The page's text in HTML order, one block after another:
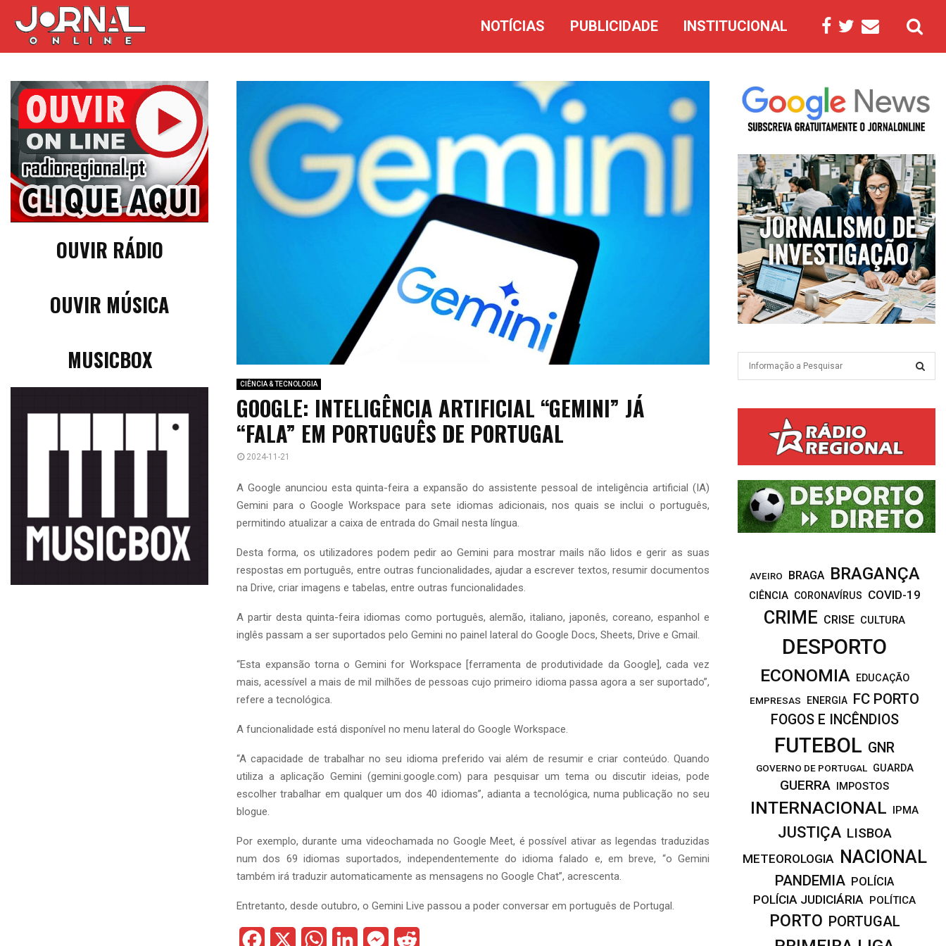
NOTÍCIAS PUBLICIDADE INSTITUCIONAL
CIÊNCIA & TECNOLOGIA
GOOGLE: INTELIGÊNCIA ARTIFICIAL “GEMINI” JÁ
“FALA” EM PORTUGUÊS DE PORTUGAL
2024-11-21
A Google anunciou esta quinta-feira a expansão do assistente pessoal de inteligência artificial (IA)
Gemini para o Google Workspace para sete idiomas adicionais, nos quais se inclui o português,
permitindo atualizar a caixa de entrada do Gmail nesta língua.
Desta forma, os utilizadores podem pedir ao Gemini para mostrar mails não lidos e gerir as suas
respostas em português, entre outras funcionalidades, ajudar a escrever textos, resumir documentos
na Drive, criar imagens e tabelas, entre outras funcionalidades.
A partir desta quinta-feira idiomas como português, alemão, italiano, japonês, coreano, espanhol e
inglês passam a ser suportados pelo Gemini no painel lateral do Google Docs, Sheets, Drive e Gmail.
“Esta expansão torna o Gemini for Workspace [ferramenta de produtividade da Google], cada vez
mais, acessível a mais de mil milhões de pessoas cujo primeiro idioma passa agora a ser suportado”,
refere a tecnológica.
A funcionalidade está disponível no menu lateral do Google Workspace.
“A capacidade de trabalhar no seu idioma preferido vai além de resumir e criar conteúdo. Quando
utiliza a aplicação Gemini (gemini.google.com) para pesquisar um tema ou discutir ideias, pode
escolher trabalhar em qualquer um dos 40 idiomas”, adianta a tecnológica, numa publicação no seu
blogue.
Por exemplo, durante uma videochamada no Google Meet, é possível ativar as legendas traduzidas
num dos 69 idiomas suportados, independentemente do idioma falado e, em breve, “o Gemini
também irá traduzir automaticamente as mensagens no Google Chat”, acrescenta.
Entretanto, desde outubro, o Gemini Live passou a poder conversar em português de Portugal.
W
M
OUVIR RÁDIO
OUVIR MÚSICA
MUSICBOX
o
r
:
R
C
H
AVEIRO BRAGA BRAGANÇA
CIÊNCIA CORONAVÍRUS COVID-19
CRIME CRISE CULTURA
DESPORTO
ECONOMIA
EDUCAÇÃO
EMPRESAS
ENERGIA FC PORTO
FOGOS E INCÊNDIOS
FUTEBOL GNR
GOVERNO DE PORTUGAL GUARDA
GUERRA IMPOSTOS
INTERNACIONAL IPMA
JUSTIÇA LISBOA
METEOROLOGIA NACIONAL
PANDEMIA POLÍCIA
POLÍCIA JUDICIÁRIA POLÍTICA
PORTO PORTUGAL